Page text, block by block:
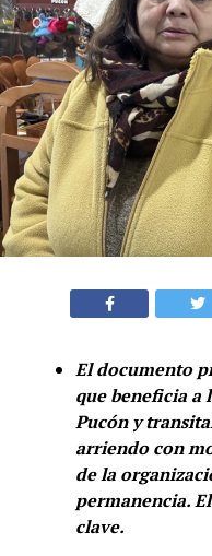
El documento
que beneficia a
Pucón y
arriendo con
de la
permanencia.
clave.